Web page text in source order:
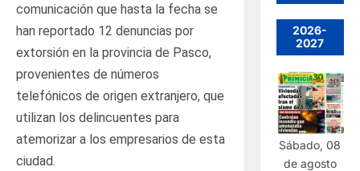
comunicación que hasta la fecha se
han reportado 12 denuncias por
extorsión en la provincia de Pasco,
provenientes de números
telefónicos de origen extranjero, que
utilizan los delincuentes para
atemorizar a los empresarios de esta
ciudad.
2026-
2027
Sábado, 08
de agosto